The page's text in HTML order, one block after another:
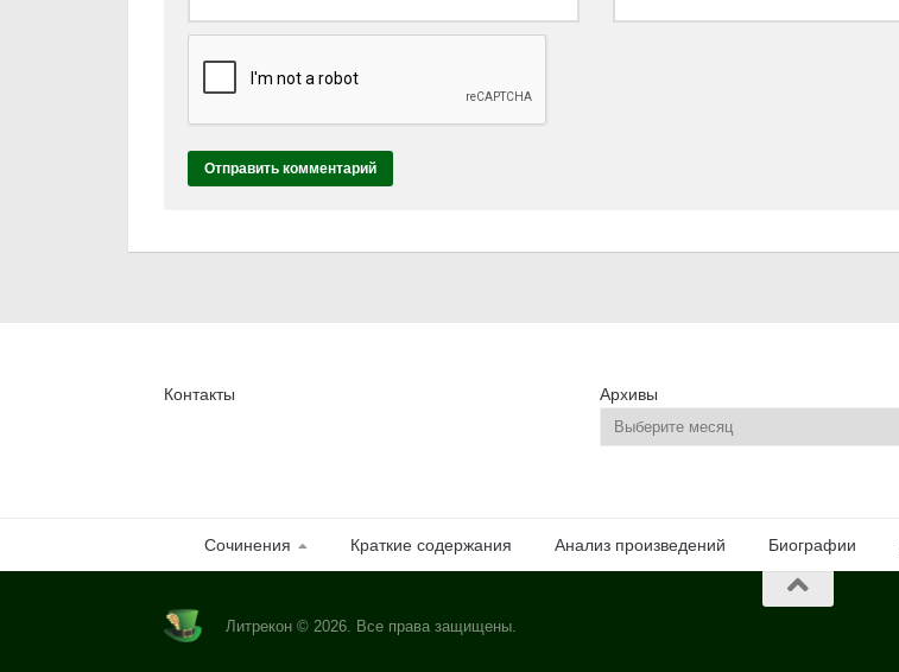
Контакты Архивы
Сочинения Краткие содержания Анализ произведений Биографии
Литрекон © 2026. Все права защищены.